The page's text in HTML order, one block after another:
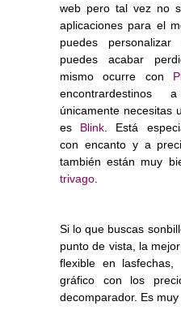
web pero tal vez no
aplicaciones para el
puedes
puedes acabar
mismo ocurre con
únicamente necesitas
es Blink . Está
con encanto y a
también están muy
trivago
Si lo que buscas
punto de vista, la
flexible en
gráfico con los
decomparador. Es muy